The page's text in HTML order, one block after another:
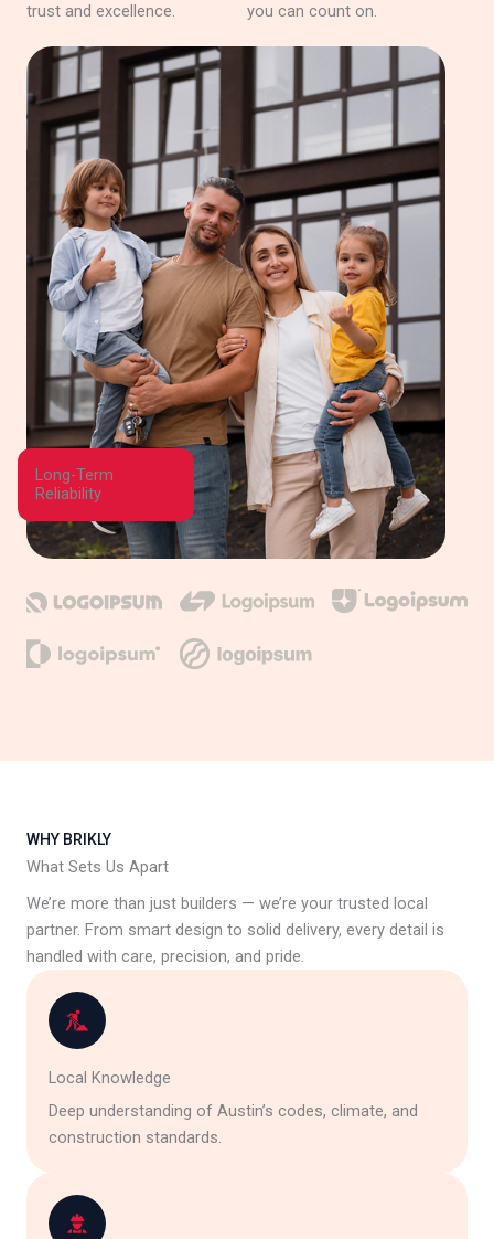
Long-Term
Reliability
trust and excellence.
you can count on.
Local Knowledge
Deep understanding of Austin’s codes, climate, and
construction standards.
WHY BRIKLY
What Sets Us Apart
We’re more than just builders — we’re your trusted local
partner. From smart design to solid delivery, every detail is
handled with care, precision, and pride.